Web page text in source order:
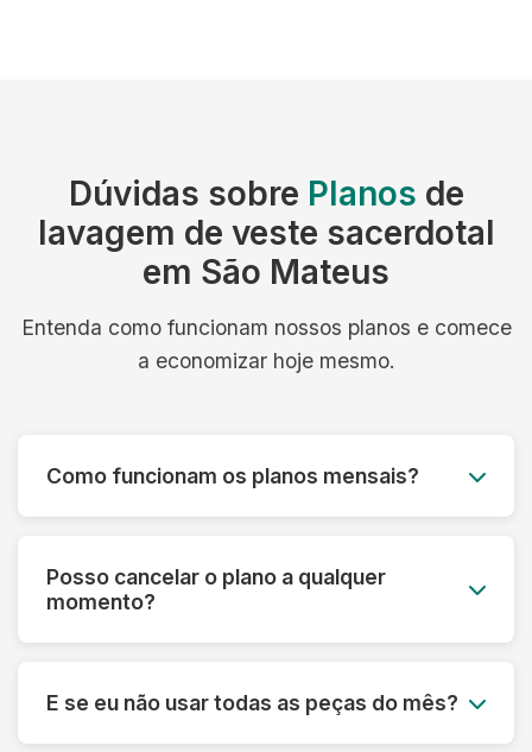
Dúvidas sobre Planos de
lavagem de veste sacerdotal
em São Mateus
Entenda como funcionam nossos planos e comece
a economizar hoje mesmo.
Como funcionam os planos mensais?
entrega inclusos. É simples, previsível e muito
Posso cancelar o plano a qualquer
momento?
taxa de cancelamento. Sua satisfação é nossa
prioridade.
E se eu não usar todas as peças do mês?